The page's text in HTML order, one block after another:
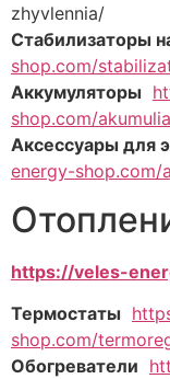
zhyvlennia/
Стабилизаторы
shop.com/
Аккумуляторы
shop.com/
Аксессуары для
energy-shop.com/
https://veles-
Термостаты
shop.com/
Обогреватели